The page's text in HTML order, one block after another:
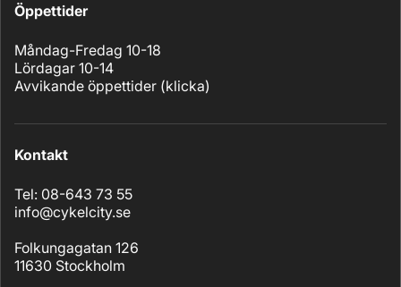
Öppettider
Måndag-Fredag 10-18
Lördagar 10-14
Avvikande öppettider (klicka)
Kontakt
Tel: 08-643 73 55
info@cykelcity.se
Folkungagatan 126
11630 Stockholm